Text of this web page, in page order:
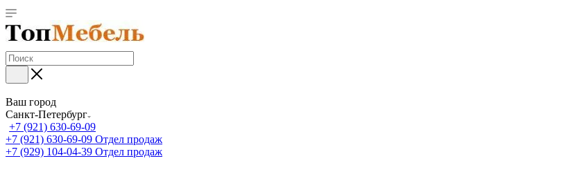
Ваш город
Санкт-Петербург
+7 (921) 630-69-09
+7 (921) 630-69-09 Отдел продаж
+7 (929) 104-04-39 Отдел продаж